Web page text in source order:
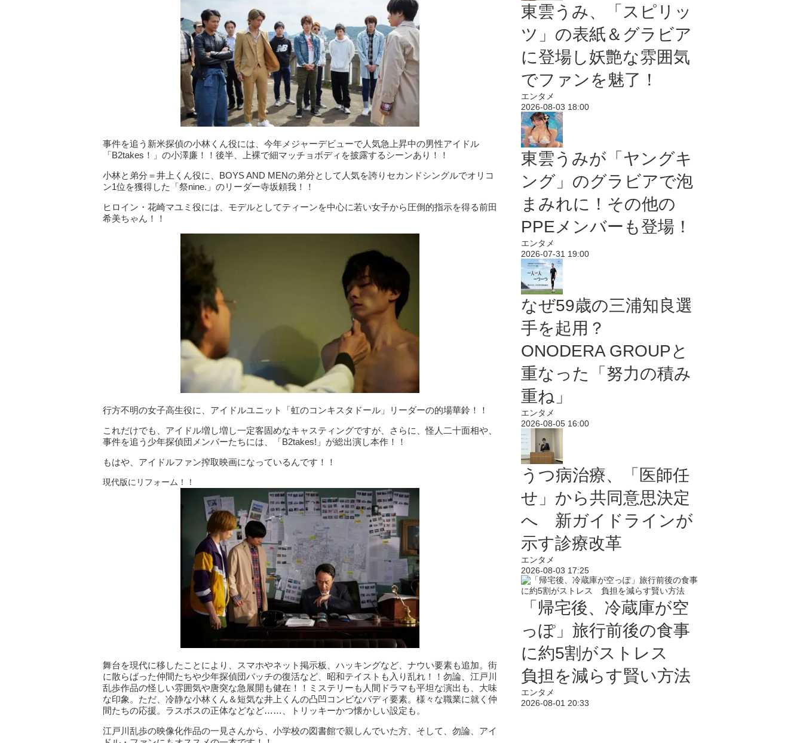
事件を追う新米探偵の小林くん役には、今年メジャーデビューで人気急上昇中の男性アイドル
「B2takes！」の小澤廉！！後半、上裸で細マッチョボディを披露するシーンあり！！
小林と弟分＝井上くん役に、BOYS AND MENの弟分として人気を誇りセカンドシングルでオリコ
ン1位を獲得した「祭nine.」のリーダー寺坂頼我！！
ヒロイン・花崎マユミ役には、モデルとしてティーンを中心に若い女子から圧倒的指示を得る前田
希美ちゃん！！
行方不明の女子高生役に、アイドルユニット「虹のコンキスタドール」リーダーの的場華鈴！！
これだけでも、アイドル増し増し一定客固めなキャスティングですが、さらに、怪人二十面相や、
事件を追う少年探偵団メンバーたちには、「B2takes!」が総出演し本作！！
もはや、アイドルファン搾取映画になっているんです！！
現代版にリフォーム！！
舞台を現代に移したことにより、スマホやネット掲示板、ハッキングなど、ナウい要素も追加。街
に散らばった仲間たちや少年探偵団バッチの復活など、昭和テイストも入り乱れ！！勿論、江戸川
乱歩作品の怪しい雰囲気や唐突な急展開も健在！！ミステリーも人間ドラマも平坦な演出も、大味
な印象。ただ、冷静な小林くん＆短気な井上くんの凸凹コンビなバディ要素。様々な職業に就く仲
間たちの応援。ラスボスの正体などなど……、トリッキーかつ懐かしい設定も。
江戸川乱歩の映像化作品の一見さんから、小学校の図書館で親しんでいた方、そして、勿論、アイ
東雲うみ、「スピリッ
ツ」の表紙＆グラビア
に登場し妖艶な雰囲気
でファンを魅了！
エンタメ
2026-08-03 18:00
東雲うみが「ヤングキ
ング」のグラビアで泡
まみれに！その他の
PPEメンバーも登場！
エンタメ
2026-07-31 19:00
なぜ59歳の三浦知良選
手を起用？
ONODERA GROUPと
重なった「努力の積み
重ね」
エンタメ
2026-08-05 16:00
うつ病治療、「医師任
せ」から共同意思決定
へ 新ガイドラインが
示す診療改革
エンタメ
2026-08-03 17:25
「帰宅後、冷蔵庫が空
っぽ」旅行前後の食事
に約5割がストレス
負担を減らす賢い方法
エンタメ
2026-08-01 20:33